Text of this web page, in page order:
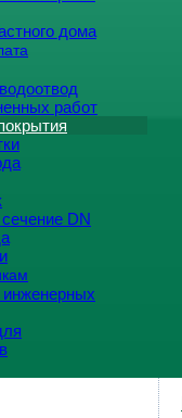
дома
работ
DN
инженерных